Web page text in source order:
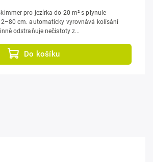
Do košíku
pro jezírka do 20 m² s plynule
vyrovnává kolísání
odstraňuje nečistoty z...